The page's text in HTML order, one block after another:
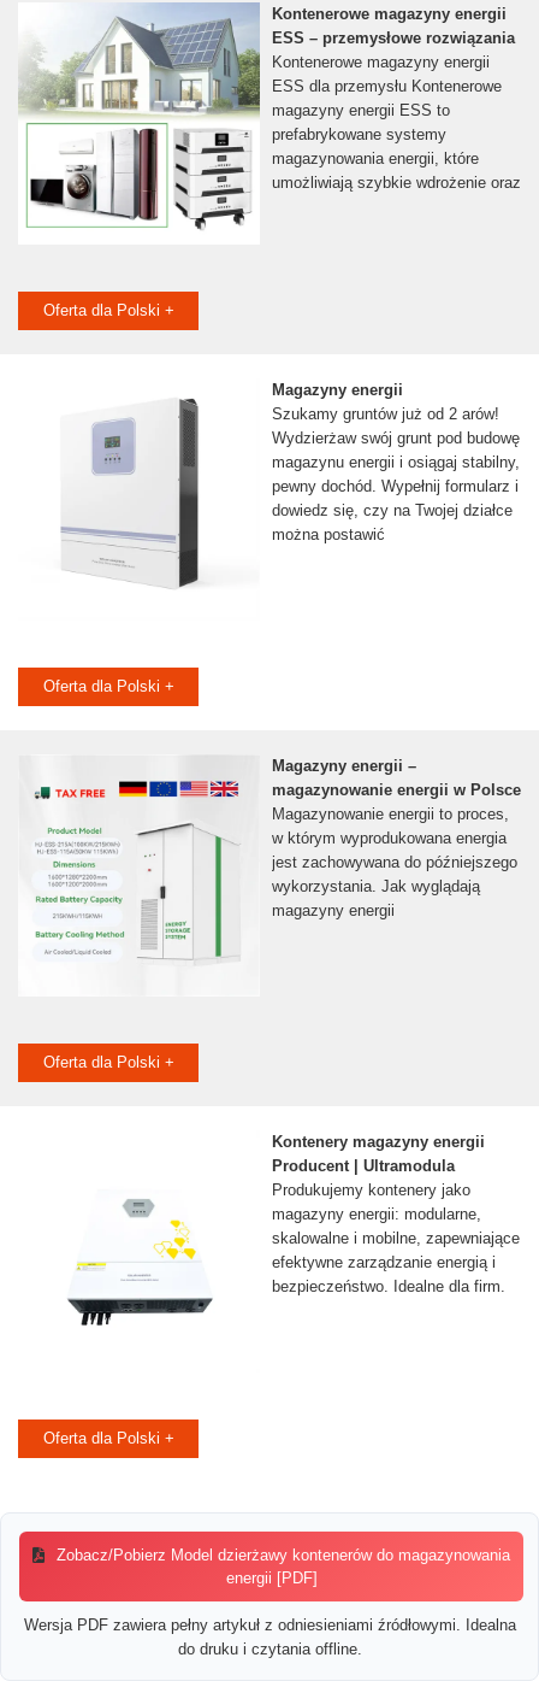
Kontenerowe magazyny energii
ESS – przemysłowe rozwiązania
Kontenerowe magazyny energii
ESS dla przemysłu Kontenerowe
magazyny energii ESS to
prefabrykowane systemy
magazynowania energii, które
umożliwiają szybkie wdrożenie oraz
Oferta dla Polski +
Magazyny energii
Szukamy gruntów już od 2 arów!
Wydzierżaw swój grunt pod budowę
magazynu energii i osiągaj stabilny,
pewny dochód. Wypełnij formularz i
dowiedz się, czy na Twojej działce
można postawić
Oferta dla Polski +
Magazyny energii –
magazynowanie energii w Polsce
Magazynowanie energii to proces,
w którym wyprodukowana energia
jest zachowywana do późniejszego
wykorzystania. Jak wyglądają
magazyny energii
Oferta dla Polski +
Kontenery magazyny energii
Producent | Ultramodula
Produkujemy kontenery jako
magazyny energii: modularne,
skalowalne i mobilne, zapewniające
efektywne zarządzanie energią i
bezpieczeństwo. Idealne dla firm.
Oferta dla Polski +
Zobacz/Pobierz Model dzierżawy kontenerów do magazynowania
energii [PDF]
Wersja PDF zawiera pełny artykuł z odniesieniami źródłowymi. Idealna
do druku i czytania offline.